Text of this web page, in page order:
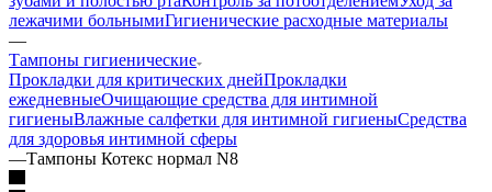
лежачими больнымиГигиенические расходные материалы
—
Тампоны гигиенические
Прокладки для критических днейПрокладки
ежедневныеОчищающие средства для интимной
гигиеныВлажные салфетки для интимной гигиеныСредства
для здоровья интимной сферы
—Тампоны Котекс нормал N8